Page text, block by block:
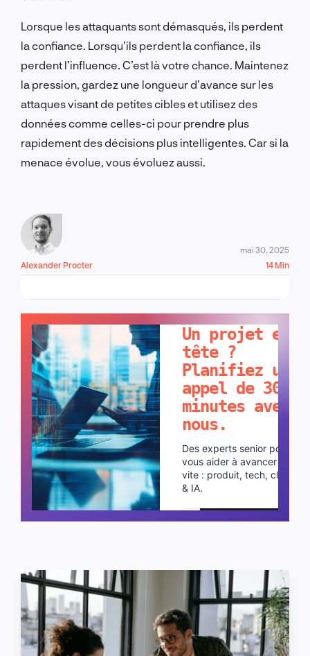
Lorsque les attaquants sont démasqués, ils perdent
la confiance. Lorsqu’ils perdent la confiance, ils
perdent l’influence. C’est là votre chance. Maintenez
la pression, gardez une longueur d’avance sur les
attaques visant de petites cibles et utilisez des
données comme celles-ci pour prendre plus
rapidement des décisions plus intelligentes. Car si la
menace évolue, vous évoluez aussi.
Alexander Procter
mai 30, 2025
14 Min
Un projet en
tête ?
Planifiez un
appel de 30
minutes avec
nous.
Des experts senior pour
vous aider à avancer plus
vite : produit, tech, cloud
& IA.
Planifier un appel